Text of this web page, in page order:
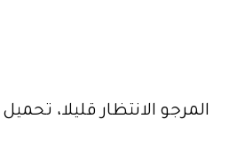
المرجو الانتظار قليلا،